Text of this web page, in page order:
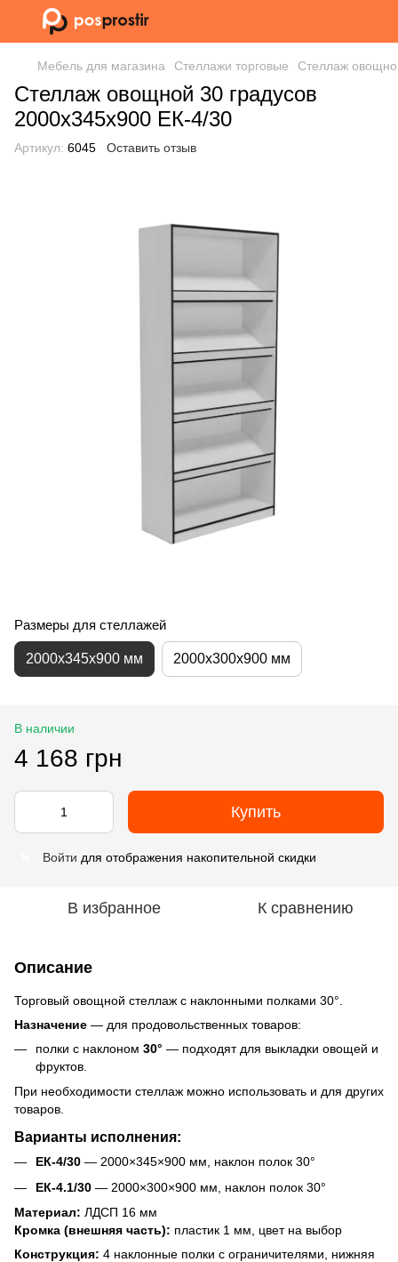
Мебель для магазина Стеллажи торговые Стеллаж
Стеллаж овощной 30 градусов
2000х345х900 ЕК-4/30
Артикул: 6045 Оставить отзыв
Размеры для стеллажей
2000х345х900 мм 2000х300х900 мм
В наличии
4 168 грн
Купить
Войти для отображения накопительной скидки
В избранное К сравнению
Описание
Торговый овощной стеллаж с наклонными полками 30°.
Назначение — для продовольственных товаров:
полки с наклоном 30° — подходят для выкладки овощей и
фруктов.
При необходимости стеллаж можно использовать и для других
товаров.
Варианты исполнения:
ЕК-4/30 — 2000×345×900 мм, наклон полок 30°
ЕК-4.1/30 — 2000×300×900 мм, наклон полок 30°
Материал: ЛДСП 16 мм
Кромка (внешняя часть): пластик 1 мм, цвет на выбор
Конструкция: 4 наклонные полки с ограничителями, нижняя